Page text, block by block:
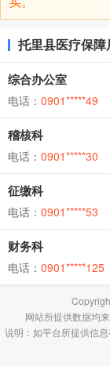
托里县医疗保
综合办公室
电话： 0901*****49
稽核科
电话： 0901*****30
征缴科
电话： 0901*****53
财务科
电话： 0901*****125
网站所提供数据均
说明：如平台所提供信